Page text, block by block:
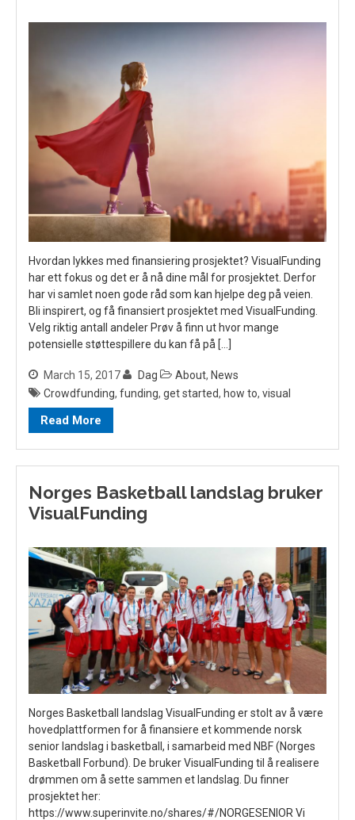
Hvordan lykkes med finansiering prosjektet? VisualFunding
har ett fokus og det er å nå dine mål for prosjektet. Derfor
har vi samlet noen gode råd som kan hjelpe deg på veien.
Bli inspirert, og få finansiert prosjektet med VisualFunding.
Velg riktig antall andeler Prøv å finn ut hvor mange
potensielle støttespillere du kan få på […]
March 15, 2017 Dag About, News
Crowdfunding, funding, get started, how to, visual
Read More
Norges Basketball landslag bruker
VisualFunding
Norges Basketball landslag VisualFunding er stolt av å være
hovedplattformen for å finansiere et kommende norsk
senior landslag i basketball, i samarbeid med NBF (Norges
Basketball Forbund). De bruker VisualFunding til å realisere
drømmen om å sette sammen et landslag. Du finner
prosjektet her:
https://www.superinvite.no/shares/#/NORGESENIOR Vi